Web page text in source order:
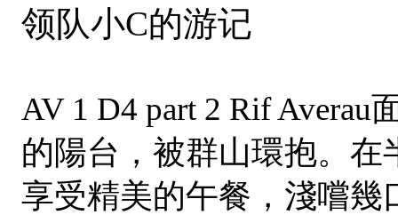
领队小C的游记
AV 1 D4 part 2 Rif
的陽台，被群山環抱。
享受精美的午餐，淺嚐幾